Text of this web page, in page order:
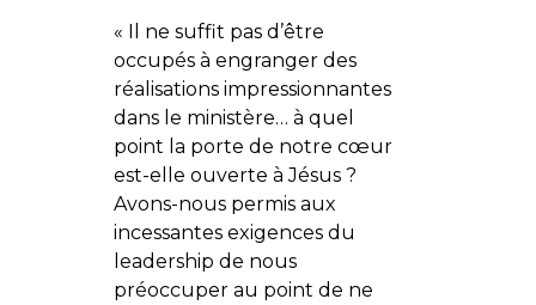
« Il ne suffit pas d’être
occupés à engranger des
réalisations impressionnantes
dans le ministère… à quel
point la porte de notre cœur
est-elle ouverte à Jésus ?
Avons-nous permis aux
incessantes exigences du
leadership de nous
préoccuper au point de ne